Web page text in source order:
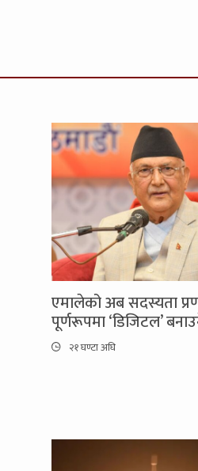
एमालेको अब सदस्यता
पूर्णरूपमा ‘डिजिटल’
२१ घण्टा अघि